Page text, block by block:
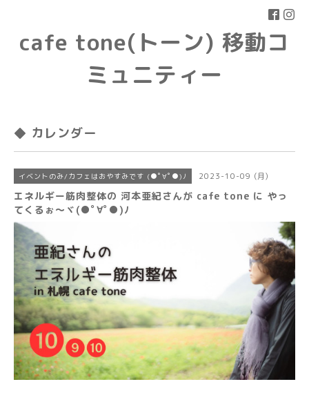
cafe tone(トーン) 移動コ
ミュニティー
◆ カレンダー
イベントのみ/カフェはおやすみです (●ﾟ∀ﾟ●)ﾉ 2023-10-09 (月)
エネルギー筋肉整体の 河本亜紀さんが cafe tone に やっ
てくるぉ〜ヾ(●ﾟ∀ﾟ●)ﾉ